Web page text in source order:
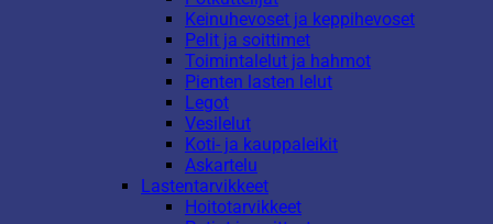
Keinuhevoset ja keppihevoset
Pelit ja soittimet
Toimintalelut ja hahmot
Pienten lasten lelut
Legot
Vesilelut
Koti- ja kauppaleikit
Askartelu
Lastentarvikkeet
Hoitotarvikkeet